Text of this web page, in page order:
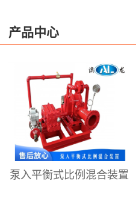
专业的泡
高性能的泡
善的售后技
为工业企业
内具有影
造商之一
沫比例混
产品中心
泵入平衡式比例混合装置